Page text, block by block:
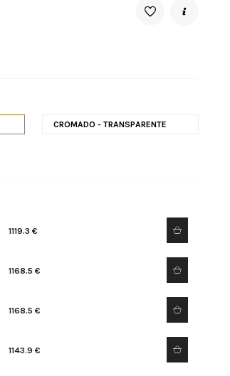
CROMADO - TRANSPARENTE
1119.3 €
1168.5 €
1168.5 €
1143.9 €